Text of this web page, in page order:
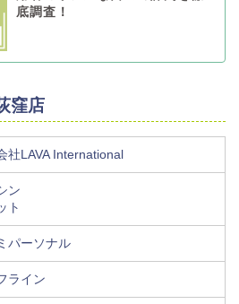
底調査！
窪店
社LAVA International
ン
ト
パーソナル
ライン